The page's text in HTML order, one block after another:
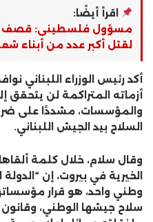
اقرأ أيضًا:
مسؤول فلسطينى: قصف
لقتل أكبر عدد من أبناء
أكد رئيس الوزراء اللبناني
أزماته المتراكمة لن يتحقق
والمؤسسات، مشددًا على
السلاح بيد الجيش اللبناني.
وقال سلام، خلال كلمة
الخيرية في بيروت، إن “الدولة
وطني واحد، هو قرار
سلاح جيشها الوطني، وقانون